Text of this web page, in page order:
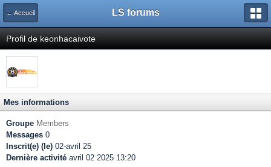
← Accueil LS forums
Profil de keonhacaivote
Mes informations
Groupe Members
Messages 0
Inscrit(e) (le) 02-avril 25
Dernière activité avril 02 2025 13:20